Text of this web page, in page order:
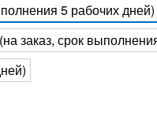
5 рабочих дней)
заказ, срок